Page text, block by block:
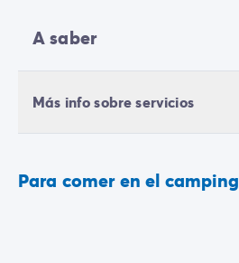
A saber
Más info sobre servicios
Para comer en el camping